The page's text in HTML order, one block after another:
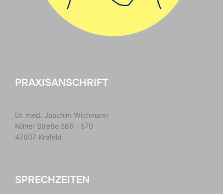
PRAXISANSCHRIFT
Dr. med. Joachim Wichmann
Kölner Straße 566 - 570
47807 Krefeld
SPRECHZEITEN